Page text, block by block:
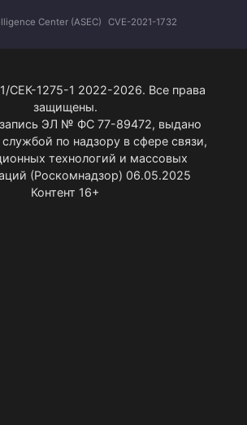
Center (ASEC) CVE-2021-1732
СЕК-1275-1 2022-2026. Все права
защищены.
запись ЭЛ № ФС 77-89472, выдано
по надзору в сфере связи,
технологий и массовых
(Роскомнадзор) 06.05.2025
Контент 16+